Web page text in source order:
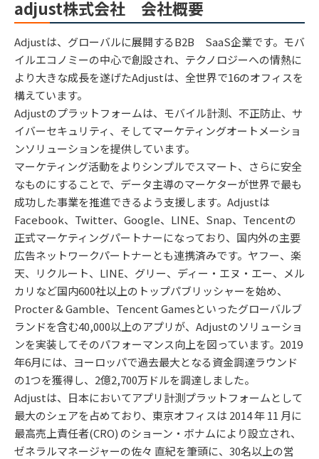
adjust株式会社 会社概要
Adjustは、グローバルに展開するB2B SaaS企業です。モバ
イルエコノミーの中心で創設され、テクノロジーへの情熱に
より大きな成長を遂げたAdjustは、全世界で16のオフィスを
構えています。
Adjustのプラットフォームは、モバイル計測、不正防止、サ
イバーセキュリティ、そしてマーケティングオートメーショ
ンソリューションを提供しています。
マーケティング活動をよりシンプルでスマート、さらに安全
なものにすることで、データ主導のマーケターが世界で最も
成功した事業を推進できるよう支援します。Adjustは
Facebook、Twitter、Google、LINE、Snap、Tencentの
正式マーケティングパートナーになっており、国内外の主要
広告ネットワークパートナーとも連携済みです。ヤフー、楽
天、リクルート、LINE、グリー、ディー・エヌ・エー、メル
カリなど国内600社以上のトップパブリッシャーを始め、
Procter & Gamble、Tencent Gamesといったグローバルブ
ランドを含む40,000以上のアプリが、Adjustのソリューショ
ンを実装してそのパフォーマンス向上を図っています。2019
年6月には、ヨーロッパで過去最大となる資金調達ラウンド
の1つを獲得し、2億2,700万ドルを調達しました。
Adjustは、日本においてアプリ計測プラットフォームとして
最大のシェアを占めており、東京オフィスは 2014 年 11 月に
最高売上責任者(CRO) のショーン・ボナムにより設立され、
ゼネラルマネージャーの佐々 直紀を筆頭に、30名以上の営